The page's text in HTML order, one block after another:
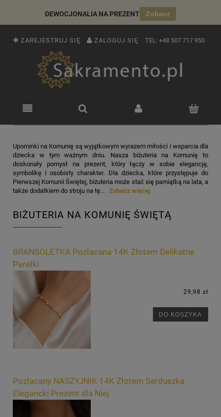
DEWOCJONALIA NA PREZENT Zobacz
ZAREJESTRUJ SIĘ ZALOGUJ SIĘ TEL: +48 507 717 950
Upominki na Komunię są wyjątkowym wyrazem miłości i wsparcia dla
dziecka w tym ważnym dniu. Nasza biżuteria na Komunię to
doskonały pomysł na prezent, który łączy w sobie elegancję,
symbolikę i osobisty charakter. Dla dziecka, które przystępuje do
Pierwszej Komunii Świętej, biżuteria może stać się pamiątką na lata, a
także dodatkiem do stroju na tę... Zobacz więcej
BIŻUTERIA NA KOMUNIĘ ŚWIĘTĄ
BRANSOLETKA Pozłacana 14K Złotem Delikatne
Perełki
29,98 zł
DO KOSZYKA
Pozłacany NASZYJNIK 14K Złotem Serduszka
Elegancki Prezent dla Niej